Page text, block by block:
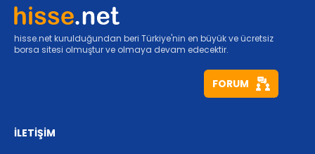
hisse.net kurulduğundan beri Türkiye'nin en büyük ve ücretsiz
borsa sitesi olmuştur ve olmaya devam edecektir.
FORUM
İLETİŞİM